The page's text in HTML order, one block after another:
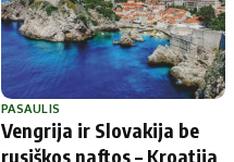
PASAULIS
Vengrija ir Slovakija be
rusiškos naftos – Kroatija